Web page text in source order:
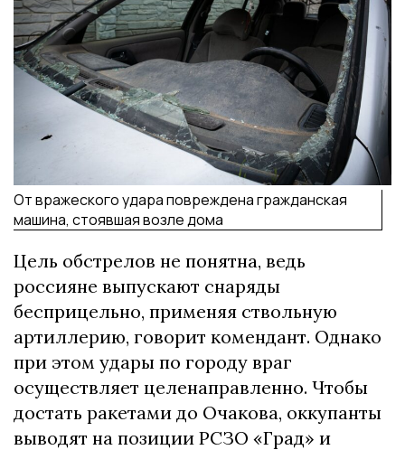
От вражеского удара повреждена гражданская
машина, стоявшая возле дома
Цель обстрелов не понятна, ведь
россияне выпускают снаряды
бесприцельно, применяя ствольную
артиллерию, говорит комендант. Однако
при этом удары по городу враг
осуществляет целенаправленно. Чтобы
достать ракетами до Очакова, оккупанты
выводят на позиции РСЗО «Град» и